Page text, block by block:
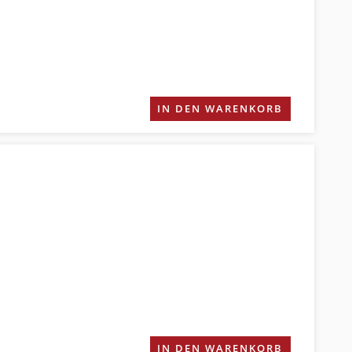
IN DEN WARENKORB
IN DEN WARENKORB